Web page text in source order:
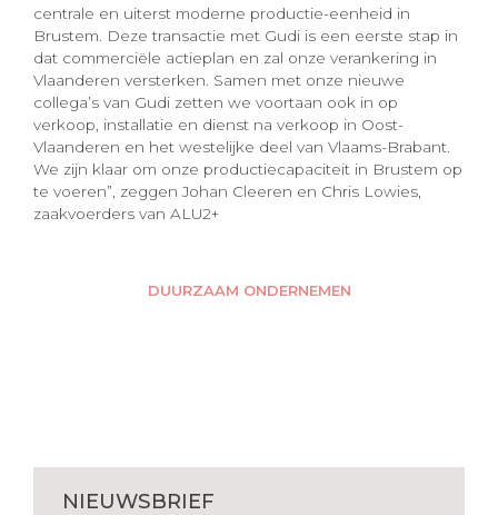
centrale en uiterst moderne productie-eenheid in
Brustem. Deze transactie met Gudi is een eerste stap in
dat commerciële actieplan en zal onze verankering in
Vlaanderen versterken. Samen met onze nieuwe
collega’s van Gudi zetten we voortaan ook in op
verkoop, installatie en dienst na verkoop in Oost-
Vlaanderen en het westelijke deel van Vlaams-Brabant.
We zijn klaar om onze productiecapaciteit in Brustem op
te voeren”, zeggen Johan Cleeren en Chris Lowies,
zaakvoerders van ALU2+
DUURZAAM ONDERNEMEN
NIEUWSBRIEF